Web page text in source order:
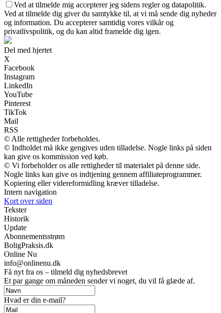
Ved at tilmelde mig accepterer jeg sidens regler og datapolitik.
Ved at tilmelde dig giver du samtykke til, at vi må sende dig nyheder
og information. Du accepterer samtidig vores vilkår og
privatlivspolitik, og du kan altid framelde dig igen.
Del med hjertet
X
Facebook
Instagram
LinkedIn
YouTube
Pinterest
TikTok
Mail
RSS
© Alle rettigheder forbeholdes.
© Indholdet må ikke gengives uden tilladelse. Nogle links på siden
kan give os kommission ved køb.
© Vi forbeholder os alle rettigheder til materialet på denne side.
Nogle links kan give os indtjening gennem affiliateprogrammer.
Kopiering eller videreformidling kræver tilladelse.
Intern navigation
Kort over siden
Tekster
Historik
Update
Abonnementsstrøm
BoligPraksis.dk
Online Nu
info@onlinenu.dk
Få nyt fra os – tilmeld dig nyhedsbrevet
Et par gange om måneden sender vi noget, du vil få glæde af.
Hvad er din e-mail?